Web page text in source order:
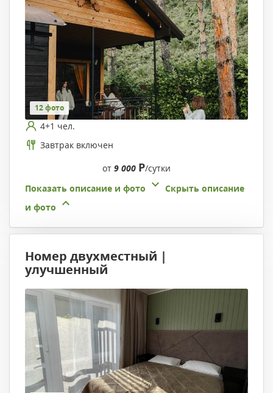
12 фото
4+1 чел.
Завтрак включен
от 9 000 Р/сутки
Показать описание и фото
Скрыть описание
и фото
Номер двухместный |
улучшенный